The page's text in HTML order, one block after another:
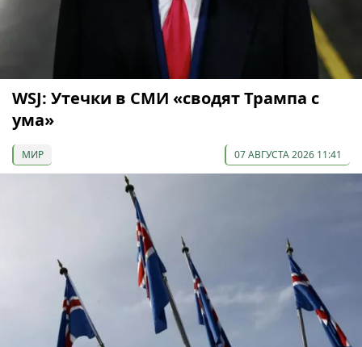
WSJ: Утечки в СМИ «сводят Трампа с
ума»
МИР 07 АВГУСТА 2026 11:41